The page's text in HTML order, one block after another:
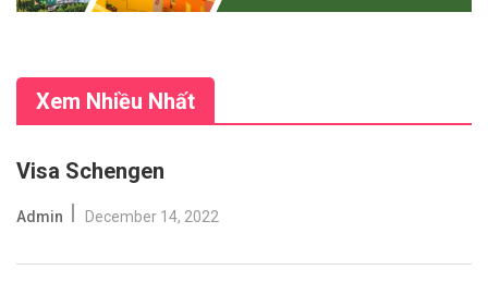
Xem Nhiều Nhất
Visa Schengen
Admin December 14, 2022